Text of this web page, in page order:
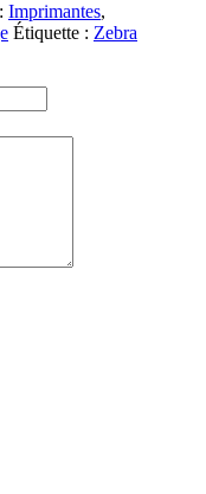
Imprimantes,
Étiquette : Zebra